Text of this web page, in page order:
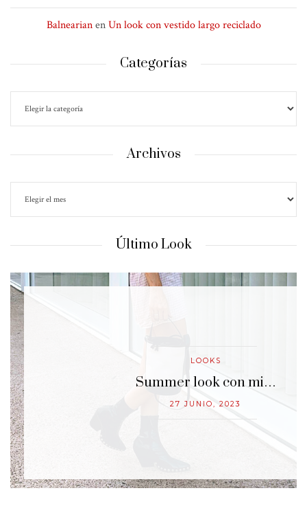
BalnearianenUn look con vestido largo reciclado
Categorías
Archivos
Último Look
LOOKS
Summer look con mi…
27 JUNIO, 2023